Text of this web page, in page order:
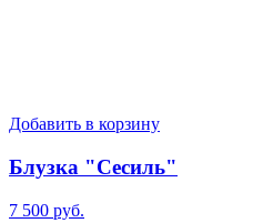
Добавить в корзину
Блузка "Сесиль"
7 500 руб.